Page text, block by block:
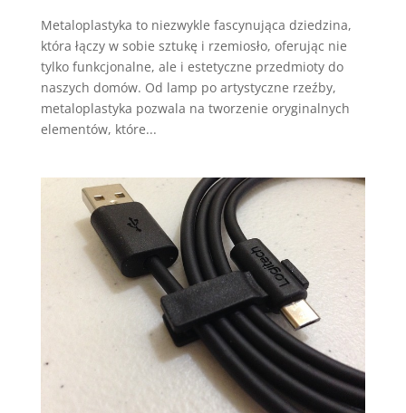
Metaloplastyka to niezwykle fascynująca dziedzina,
która łączy w sobie sztukę i rzemiosło, oferując nie
tylko funkcjonalne, ale i estetyczne przedmioty do
naszych domów. Od lamp po artystyczne rzeźby,
metaloplastyka pozwala na tworzenie oryginalnych
elementów, które...